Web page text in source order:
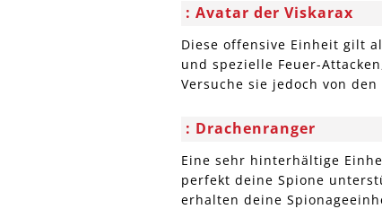
Avatar der Viskarax
Diese offensive Einheit gilt
und spezielle Feuer-
Versuche sie jedoch von
Drachenranger
Eine sehr hinterhältige
perfekt deine Spione
erhalten deine